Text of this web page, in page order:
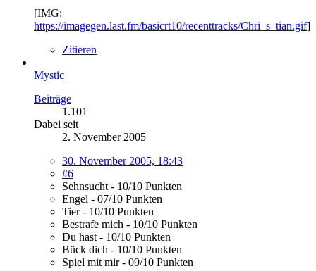
[IMG:
https://imagegen.last.fm/basicrt10/recenttracks/Chri_s_tian.gif]
Zitieren
Mystic
Beiträge
1.101
Dabei seit
2. November 2005
30. November 2005, 18:43
#6
Sehnsucht - 10/10 Punkten
Engel - 07/10 Punkten
Tier - 10/10 Punkten
Bestrafe mich - 10/10 Punkten
Du hast - 10/10 Punkten
Bück dich - 10/10 Punkten
Spiel mit mir - 09/10 Punkten